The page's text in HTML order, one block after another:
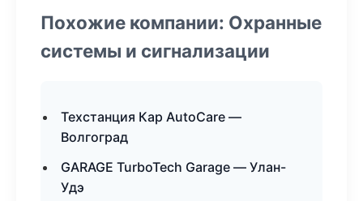
Похожие компании: Охранные
системы и сигнализации
Техстанция Кар AutoCare —
Волгоград
GARAGE TurboTech Garage — Улан-
Удэ